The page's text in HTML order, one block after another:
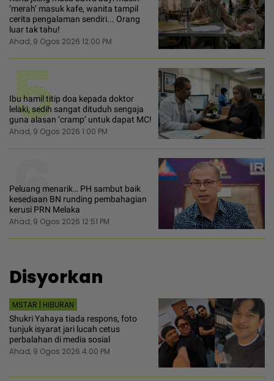
‘merah’ masuk kafe, wanita tampil
cerita pengalaman sendiri... Orang
luar tak tahu!
Ahad, 9 Ogos 2026 12:00 PM
5
Ibu hamil titip doa kepada doktor
lelaki, sedih sangat dituduh sengaja
guna alasan ‘cramp’ untuk dapat MC!
Ahad, 9 Ogos 2026 1:00 PM
6
Peluang menarik… PH sambut baik
kesediaan BN runding pembahagian
kerusi PRN Melaka
Ahad, 9 Ogos 2026 12:51 PM
Disyorkan
MSTAR | HIBURAN
Shukri Yahaya tiada respons, foto
tunjuk isyarat jari lucah cetus
perbalahan di media sosial
Ahad, 9 Ogos 2026 4:00 PM